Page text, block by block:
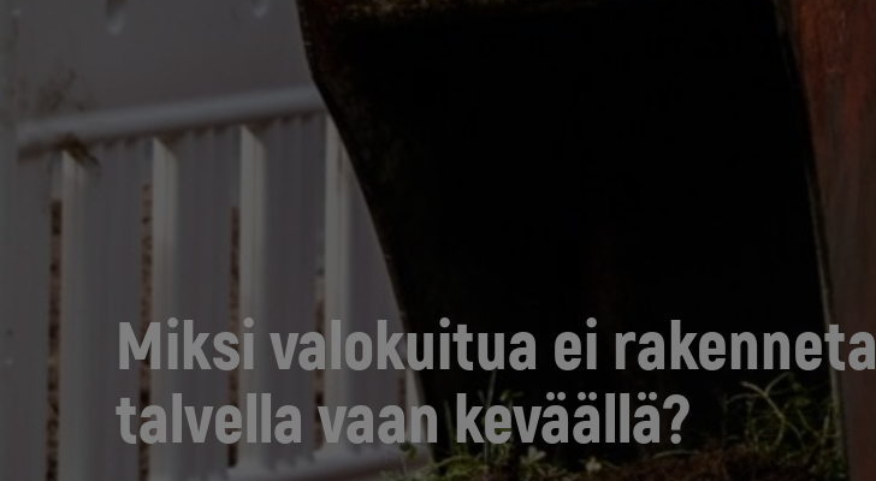
Miksi valokuitua ei rakenneta
talvella vaan keväällä?